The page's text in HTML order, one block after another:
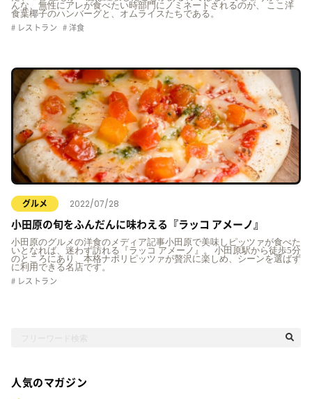
んな、無性にアレが食べたい時部門にノミネートされるのが、 ここ洋
食葉椰子のハンバーグと、オムライスたちである。
レストラン 洋食
グルメ 2022/07/28
小田原の旬をふんだんに味わえる『ラッコ アメーノ』
小田原のグルメの洋食のメディア記事小田原で美味しピッツァが食べた
いとなれば、迷わず訪れる『ラッコ アメーノ』。 小田原駅から徒歩5分
のところにあり、本格ナポリピッツァが贅沢に楽しめ、シーンを選ばず
に利用できる名店です。
レストラン
人気のマガジン